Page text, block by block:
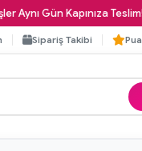
Gün Kapınıza Teslim!
Sipariş Takibi